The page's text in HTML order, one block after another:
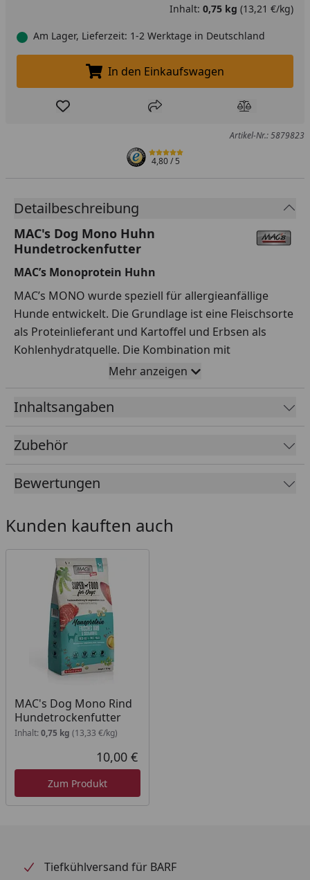
Inhalt: 0,75 kg (13,21 €/kg)
Am Lager, Lieferzeit: 1-2 Werktage in Deutschland
In den Einkaufswagen legen
In den Einkaufswagen
Produkt zur Wunschliste hinzufügen
Teilen Produkt
Artikel-Nr.: 5879823
4,80/ 5
Detailbeschreibung
MAC's Dog Mono Huhn
Hundetrockenfutter
MAC’s Monoprotein Huhn
MAC’s MONO wurde speziell für allergieanfällige
Hunde entwickelt. Die Grundlage ist eine Fleischsorte
als Proteinlieferant und Kartoffel und Erbsen als
Kohlenhydratquelle. Die Kombination mit
entzuckerten Rübenschnitzeln, Leinsamen, Beeren
und Yucca schidigera sorgt für eine ausgewogene
Ernährung und gleichzeitig ein besonderes
Fütterungsempfehlung
kg
Futtermenge
in g
60-120
120-160
160-210
210-240
240-291
291-320
30-35 320-375
35-40 375-400
60+ 540-875
Mehr anzeigen
Inhaltsangaben
Zubehör
Bewertungen
Kunden kauften auch
MAC's Dog Mono Rind
Hundetrockenfutter
Inhalt: 0,75 kg (13,33 €/kg)
Aktueller Preis
10,00 €
Zum Produkt
Tiefkühlversand für BARF